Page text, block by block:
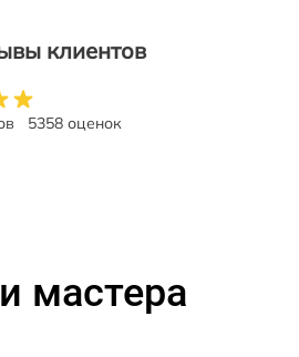
клиентов
5358 оценок
мастера